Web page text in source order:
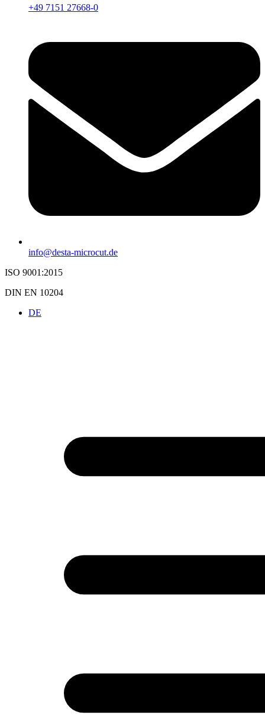
+49 7151 27668-0
info@desta-microcut.de
ISO 9001:2015
DIN EN 10204
DE